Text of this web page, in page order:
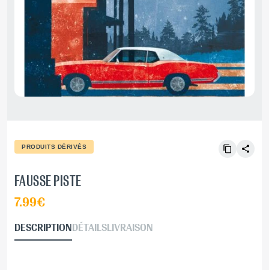
PRODUITS DÉRIVÉS
FAUSSE PISTE
7.99€
DESCRIPTIONDÉTAILSLIVRAISON